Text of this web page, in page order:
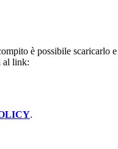
è possibile scaricarlo
al link:
.